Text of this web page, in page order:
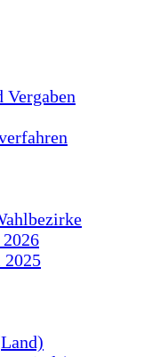
Vergaben
2025